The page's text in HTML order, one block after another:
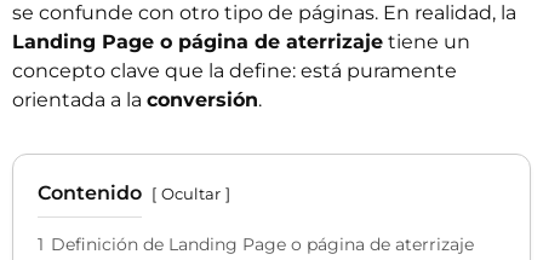
se confunde con otro tipo de páginas. En realidad, la
Landing Page o página de aterrizaje tiene un
concepto clave que la define: está puramente
orientada a la conversión.
Contenido Ocultar
1 Definición de Landing Page o página de aterrizaje